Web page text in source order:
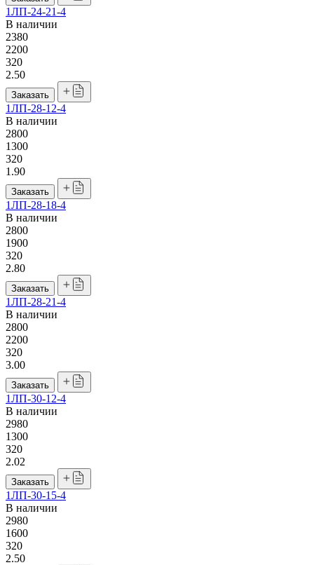
1ЛП-24-21-4
В наличии
2380
2200
320
2.50
Заказать
1ЛП-28-12-4
В наличии
2800
1300
320
1.90
Заказать
1ЛП-28-18-4
В наличии
2800
1900
320
2.80
Заказать
1ЛП-28-21-4
В наличии
2800
2200
320
3.00
Заказать
1ЛП-30-12-4
В наличии
2980
1300
320
2.02
Заказать
1ЛП-30-15-4
В наличии
2980
1600
320
2.50